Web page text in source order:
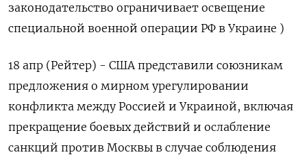
законодательство ограничивает освещение
специальной военной операции РФ в Украине )
18 апр (Рейтер) - США представили союзникам
предложения о мирном урегулировании
конфликта между Россией и Украиной, включая
прекращение боевых действий и ослабление
санкций против Москвы в случае соблюдения